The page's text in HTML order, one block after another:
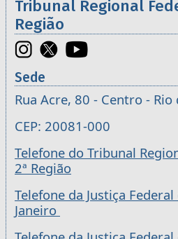
Tribunal Regional
Região
Sede
Rua Acre, 80 - Centro - Rio
CEP: 20081-000
Telefone do Tribunal
2ª Região
Telefone da Justiça Federal
Janeiro